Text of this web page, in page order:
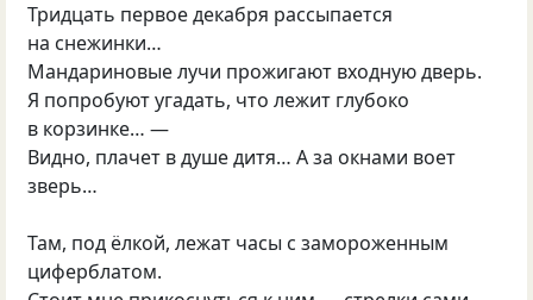
Тридцать первое декабря рассыпается
на снежинки…
Мандариновые лучи прожигают входную дверь.
Я попробуют угадать, что лежит глубоко
в корзинке… —
Видно, плачет в душе дитя… А за окнами воет
зверь…
Там, под ёлкой, лежат часы с замороженным
циферблатом.